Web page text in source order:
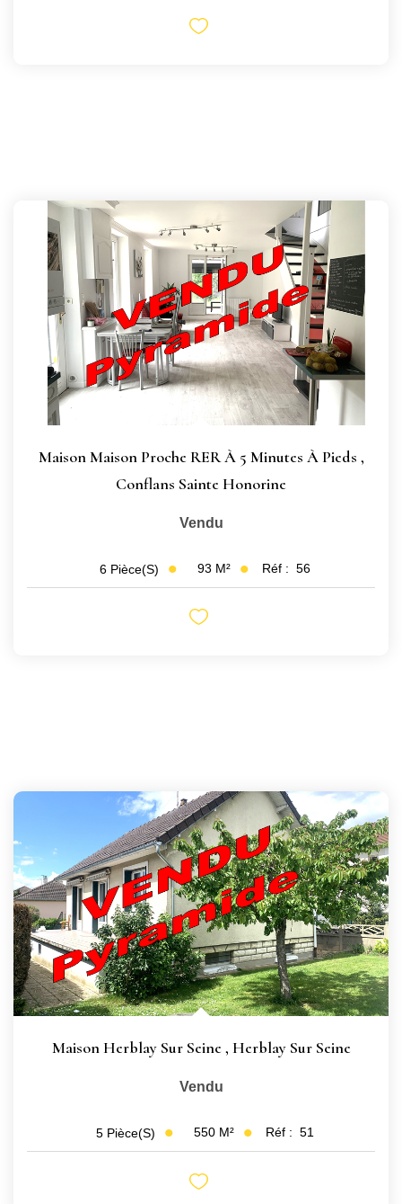
Maison Maison Proche RER À 5 Minutes À Pieds ,
Conflans Sainte Honorine
Vendu
6 Pièce(s) 93 M² Réf : 56
Maison Herblay Sur Seine , Herblay Sur Seine
Vendu
5 Pièce(s) 550 M² Réf : 51